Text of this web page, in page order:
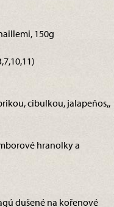
150g
cibulkou, jalapeňos,,
hranolky a
dušené na kořenové